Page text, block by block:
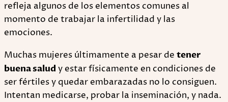
refleja algunos de los elementos comunes al
momento de trabajar la infertilidad y las
emociones.
Muchas mujeres últimamente a pesar de tener
buena salud y estar físicamente en condiciones de
ser fértiles y quedar embarazadas no lo consiguen.
Intentan medicarse, probar la inseminación, y nada.